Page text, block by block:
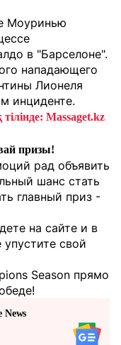
Моуринью
в "Барселоне".
нападающего
Лионеля
инциденте.
Massaget.kz
призы!
рад объявить
шанс стать
главный приз -
на сайте и в
упустите свой
Season прямо
News